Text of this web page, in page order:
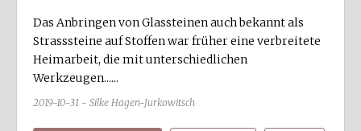
Das Anbringen von Glassteinen auch bekannt als
Strasssteine auf Stoffen war früher eine verbreitete
Heimarbeit, die mit unterschiedlichen
Werkzeugen......
2019-10-31 - Silke Hagen-Jurkowitsch